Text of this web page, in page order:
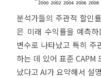
분석가들의 주관적 할인
은 미래 수익률을 예측
변수로 나타났고 특히 주
하는 데 있어 표준 CAPM
났다고 AI가 요약해서 설